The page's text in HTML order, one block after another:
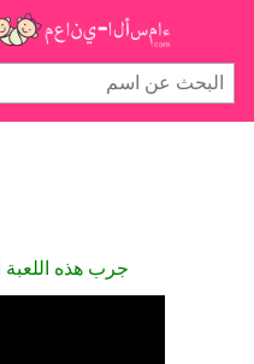
جرب هذه اللعبة